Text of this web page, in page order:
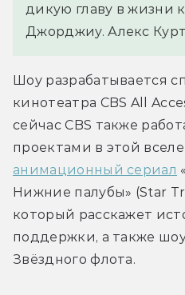
дикую главу в жизни
Джорджиу. Алекс
Шоу разрабатывается
кинотеатра CBS All
сейчас CBS также
анимационный сериал
Нижние палубы» (Star
который расскажет
поддержки, а также
Звёздного флота.